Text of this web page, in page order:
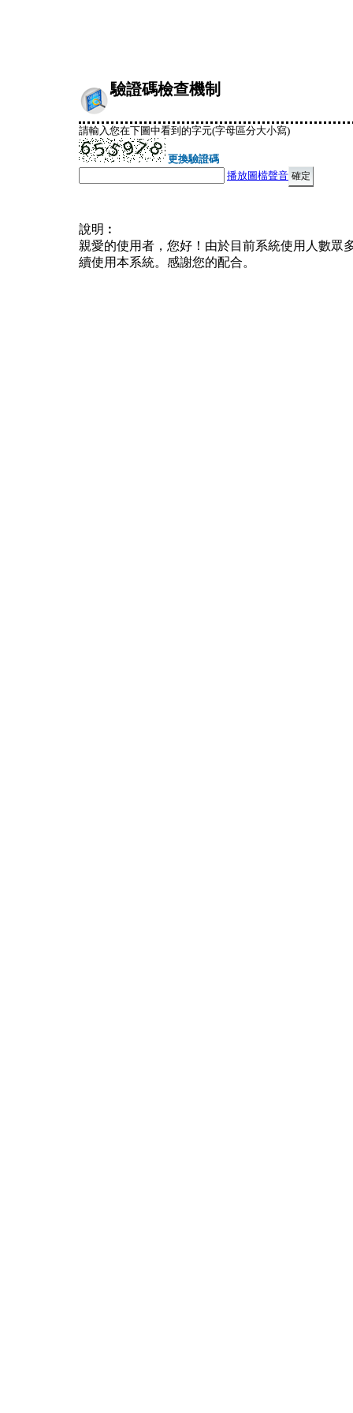
驗證碼檢查機制
請輸入您在下圖中看到的字元(字母區分大小寫)
更換驗證碼
播放圖檔聲音
說明︰
親愛的使用者，您好！由於目前系統使用人數眾
續使用本系統。感謝您的配合。